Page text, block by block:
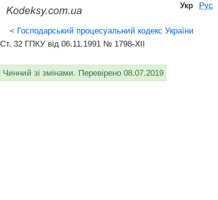
Укр Рус
< Господарський процесуальний кодекс України
Ст. 32 ГПКУ від 06.11.1991 № 1798-XII
Чинний зі змінами. Перевірено 08.07.2019